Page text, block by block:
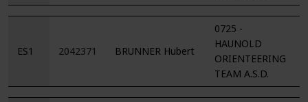
ES1 2042371 BRUNNER Hubert
0725 -
HAUNOLD
ORIENTEERING
TEAM A.S.D.